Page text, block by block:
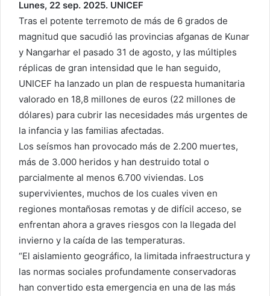
Lunes, 22 sep. 2025. UNICEF
Tras el potente terremoto de más de 6 grados de
magnitud que sacudió las provincias afganas de Kunar
y Nangarhar el pasado 31 de agosto, y las múltiples
réplicas de gran intensidad que le han seguido,
UNICEF ha lanzado un plan de respuesta humanitaria
valorado en 18,8 millones de euros (22 millones de
dólares) para cubrir las necesidades más urgentes de
la infancia y las familias afectadas.
Los seísmos han provocado más de 2.200 muertes,
más de 3.000 heridos y han destruido total o
parcialmente al menos 6.700 viviendas. Los
supervivientes, muchos de los cuales viven en
regiones montañosas remotas y de difícil acceso, se
enfrentan ahora a graves riesgos con la llegada del
invierno y la caída de las temperaturas.
“El aislamiento geográfico, la limitada infraestructura y
las normas sociales profundamente conservadoras
han convertido esta emergencia en una de las más